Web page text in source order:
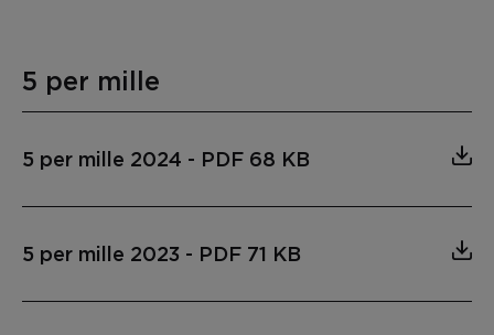
5 per mille
5 per mille 2024 - PDF 68 KB
5 per mille 2023 - PDF 71 KB